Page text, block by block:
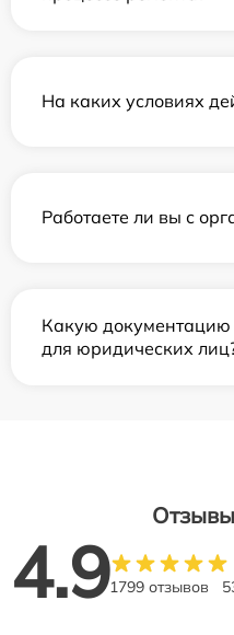
На каких условиях
Работаете ли вы с
Какую документацию
для юридических
4.91799 отзывов